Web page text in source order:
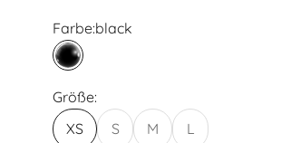
Farbe:black
black
Größe:
XS
S M L